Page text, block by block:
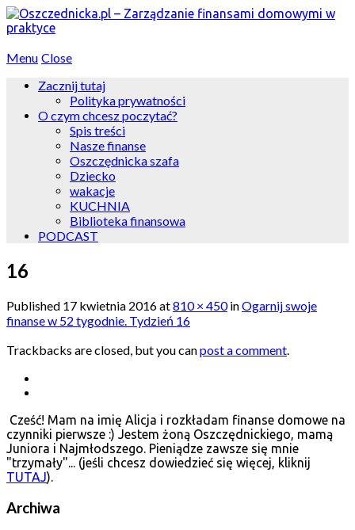
Menu Close
Zacznij tutaj
Polityka prywatności
O czym chcesz poczytać?
Spis treści
Nasze finanse
Oszczędnicka szafa
Dziecko
wakacje
KUCHNIA
Biblioteka finansowa
PODCAST
16
Published 17 kwietnia 2016at810 × 450inOgarnij swoje
finanse w 52 tygodnie. Tydzień 16
Trackbacks are closed, but you canpost a comment
Cześć! Mam na imię Alicja i rozkładam finanse domowe na
czynniki pierwsze :) Jestem żoną Oszczędnickiego, mamą
Juniora i Najmłodszego. Pieniądze zawsze się mnie
"trzymały"... (jeśli chcesz dowiedzieć się więcej, kliknij
TUTAJ).
Archiwa